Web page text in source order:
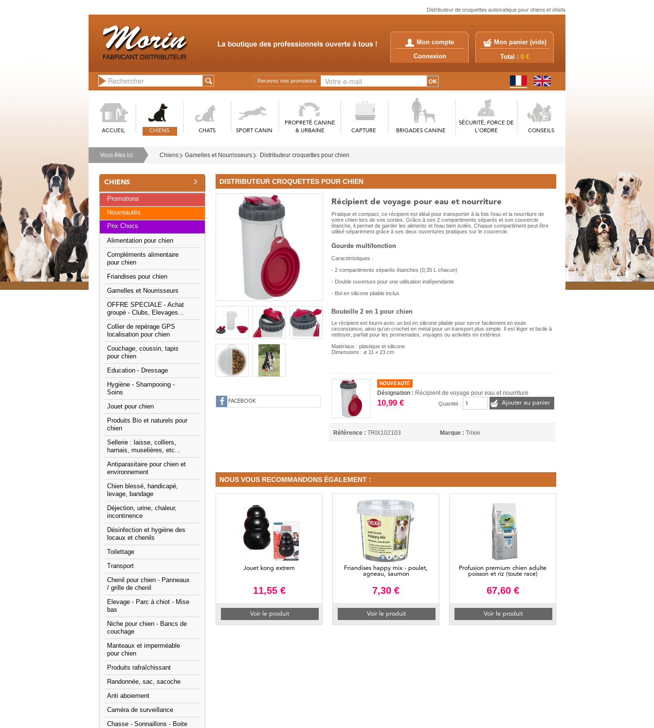
Distributeur de croquettes automatique pour chiens et chiots
Mon compte
Connexion
Mon panier (vide)
Total : 0 €
Recevez nos promotions
ACCUEIL CHIENS CHATS SPORT CANIN
PROPRETÉ CANINE
& URBAINE
CAPTURE BRIGADES CANINE
SÉCURITÉ, FORCE DE
L'ORDRE
CONSEILS
Vous êtes ici Chiens Gamelles et Nourrisseurs Distributeur croquettes pour chien
CHIENS
Promotions
Nouveautés
Prix Chocs
Alimentation pour chien
Compléments alimentaire
pour chien
Friandises pour chien
Gamelles et Nourrisseurs
OFFRE SPECIALE - Achat
groupé - Clubs, Elevages...
Collier de repérage GPS
localisation pour chien
Couchage, coussin, tapis
pour chien
Education - Dressage
Hygiène - Shampooing -
Soins
Jouet pour chien
Produits Bio et naturels pour
chien
Sellerie : laisse, colliers,
harnais, muselières, etc...
Antiparasitaire pour chien et
environnement
Chien blessé, handicapé,
levage, bandage
Déjection, urine, chaleur,
incontinence
Désinfection et hygiène des
locaux et chenils
Toilettage
Transport
Chenil pour chien - Panneaux
/ grille de chenil
Elevage - Parc à chiot - Mise
bas
Niche pour chien - Bancs de
couchage
Manteaux et imperméable
pour chien
Produits rafraîchissant
Randonnée, sac, sacoche
Anti aboiement
Caméra de surveillance
Chasse - Sonnaillons - Boite
DISTRIBUTEUR CROQUETTES POUR CHIEN
FACEBOOK
Récipient de voyage pour eau et nourriture
Pratique et compact, ce récipient est idéal pour transporter à la fois l’eau et la nourriture de
votre chien lors de vos sorties. Grâce à ses 2 compartiments séparés et son couvercle
étanche, il permet de garder les aliments et l’eau bien isolés. Chaque compartiment peut être
utilisé séparément grâce à ses deux ouvertures pratiques sur le couvercle.
Gourde multifonction
Caractéristiques :
- 2 compartiments séparés étanches (0,35 L chacun)
- Double ouverture pour une utilisation indépendante
- Bol en silicone pliable inclus
Bouteille 2 en 1 pour chien
Le récipient est fourni avec un bol en silicone pliable pour servir facilement en toute
circonstance, ainsi qu’un crochet en métal pour un transport plus simple. Il est léger et facile à
nettoyer, parfait pour les promenades, voyages ou activités en extérieur.
Matériaux : plastique et silicone
Dimensions : ø 11 × 23 cm
NOUVEAUTÉ
Désignation : Récipient de voyage pour eau et nourriture
10,99 € Quantité : Ajouter au panier
Référence : TRIX102103 Marque : Trixie
NOUS VOUS RECOMMANDONS ÉGALEMENT :
Jouet kong extrem
11,55 €
Voir le produit
Friandises happy mix - poulet,
agneau, saumon
7,30 €
Voir le produit
Profusion premium chien adulte
poisson et riz (toute race)
67,60 €
Voir le produit